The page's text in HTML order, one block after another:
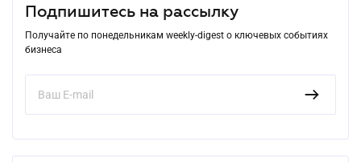
Подпишитесь на рассылку
Получайте по понедельникам weekly-digest о ключевых событиях
бизнеса